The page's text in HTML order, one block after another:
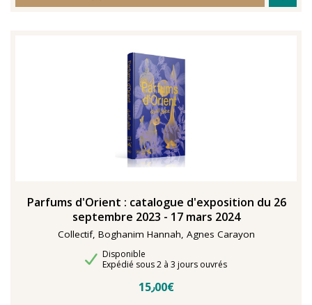
Parfums d'Orient : catalogue d'exposition du 26
septembre 2023 - 17 mars 2024
Collectif, Boghanim Hannah, Agnes Carayon
Disponibilité
Disponible
Délais de livraison
Expédié sous 2 à 3 jours ouvrés
15٫00€